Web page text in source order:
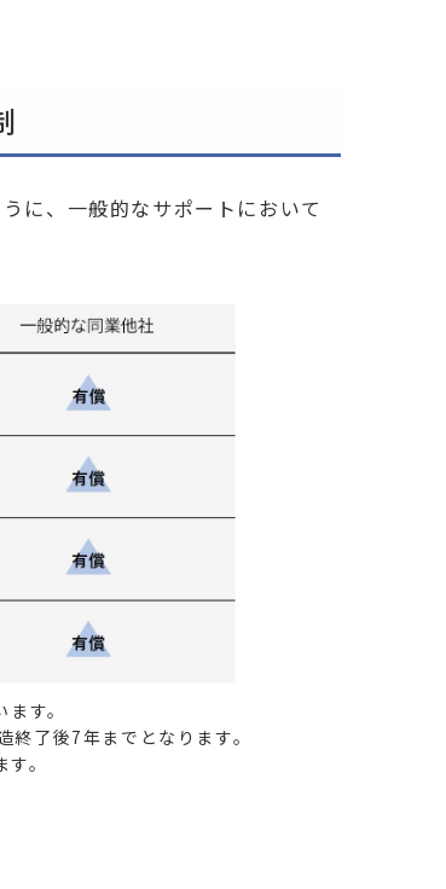
に、一般的なサポートにおいて
す。
了後7年までとなります。
。